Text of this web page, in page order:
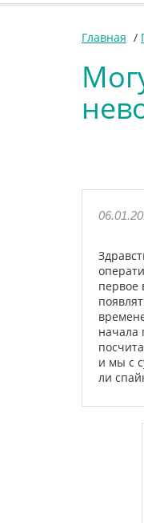
Главная /
первое
начала
и мы с
ли